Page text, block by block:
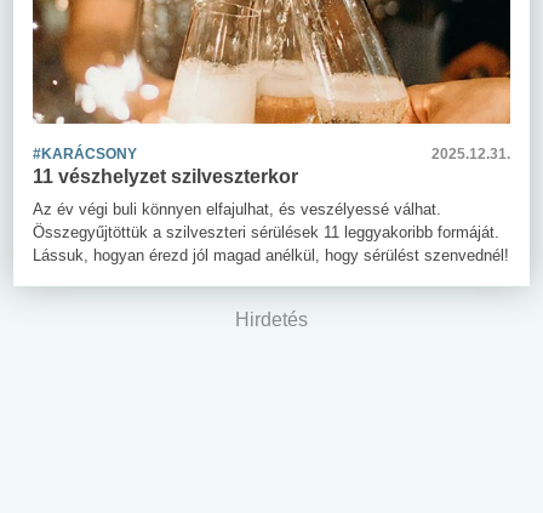
#KARÁCSONY 2025.12.31.
11 vészhelyzet szilveszterkor
Az év végi buli könnyen elfajulhat, és veszélyessé válhat.
Összegyűjtöttük a szilveszteri sérülések 11 leggyakoribb formáját.
Lássuk, hogyan érezd jól magad anélkül, hogy sérülést szenvednél!
Hirdetés